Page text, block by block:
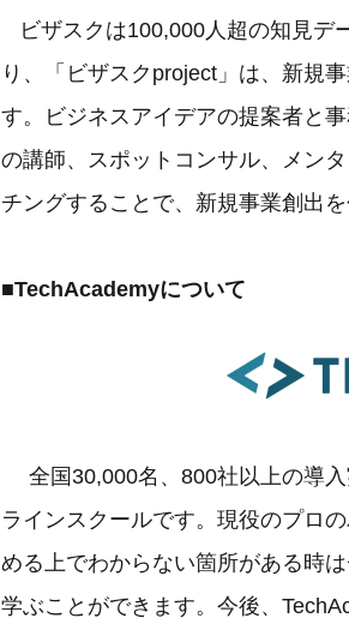
ビザスクは100,000人超の知見デ
り、「ビザスクproject」は、新規
す。ビジネスアイデアの提案者と
の講師、スポットコンサル、メン
チングすることで、新規事業創出
■TechAcademyについて
全国30,000名、800社以上の導
ラインスクールです。現役のプロ
める上でわからない箇所がある時
学ぶことができます。今後、